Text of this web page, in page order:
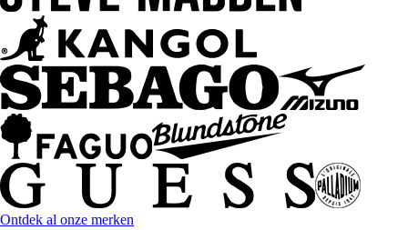
Ontdek al onze merken